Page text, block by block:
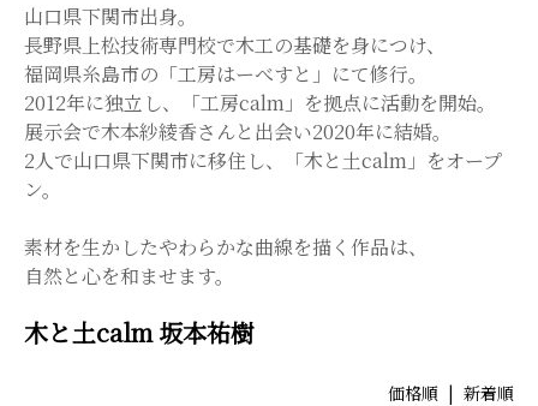
山口県下関市出身。
長野県上松技術専門校で木工の基礎を身につけ、
福岡県糸島市の「工房はーべすと」にて修行。
2012年に独立し、「工房calm」を拠点に活動を開始。
展示会で木本紗綾香さんと出会い2020年に結婚。
2人で山口県下関市に移住し、「木と土calm」をオープ
ン。
素材を生かしたやわらかな曲線を描く作品は、
自然と心を和ませます。
木と土calm 坂本祐樹
価格順 | 新着順